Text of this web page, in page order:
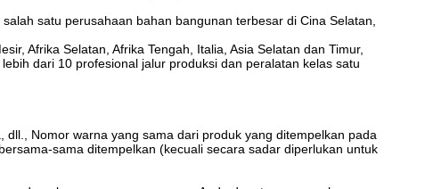
satu perusahaan bahan bangunan terbesar di Cina Selatan,
Afrika Selatan, Afrika Tengah, Italia, Asia Selatan dan Timur,
dari 10 profesional jalur produksi dan peralatan kelas satu
Nomor warna yang sama dari produk yang ditempelkan pada
sama ditempelkan (kecuali secara sadar diperlukan untuk